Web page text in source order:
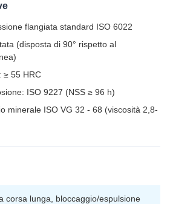
flangiata standard ISO 6022
(disposta di 90° rispetto al
≥ 55 HRC
ISO 9227 (NSS ≥ 96 h)
minerale ISO VG 32 - 68 (viscosità 2,8-
corsa lunga, bloccaggio/espulsione